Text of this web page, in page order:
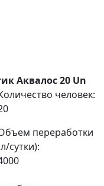
Аквалос 20 Un
человек:
переработки
сутки):